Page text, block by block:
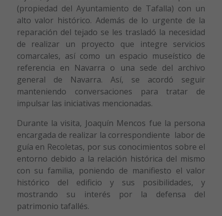
(propiedad del Ayuntamiento de Tafalla) con un
alto valor histórico. Además de lo urgente de la
reparación del tejado se les trasladó la necesidad
de realizar un proyecto que integre servicios
comarcales, así como un espacio museístico de
referencia en Navarra o una sede del archivo
general de Navarra. Así, se acordó seguir
manteniendo conversaciones para tratar de
impulsar las iniciativas mencionadas.
Durante la visita, Joaquín Mencos fue la persona
encargada de realizar la correspondiente labor de
guía en Recoletas, por sus conocimientos sobre el
entorno debido a la relación histórica del mismo
con su familia, poniendo de manifiesto el valor
histórico del edificio y sus posibilidades, y
mostrando su interés por la defensa del
patrimonio tafallés.